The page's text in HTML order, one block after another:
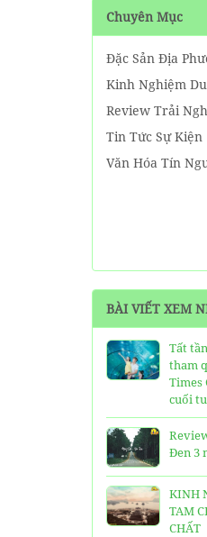
Chuyên Mục
Đặc Sản Địa
Kinh Nghiệm
Review Trải
Tin Tức Sự Kiện
Văn Hóa Tín
BÀI VIẾT XEM
Tất
tham
Times
cuối
Đen 3
KINH
TAM
CHẤT